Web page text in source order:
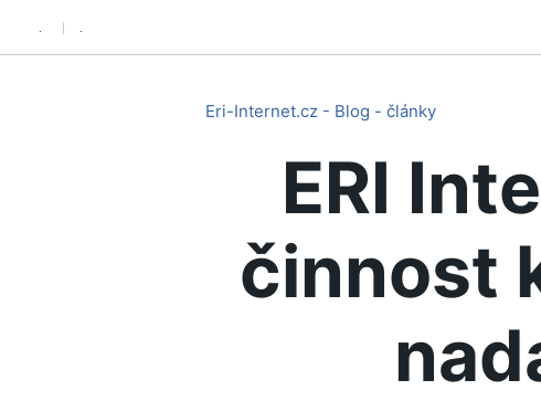
. .
Eri-Internet.cz - Blog - články
ERI
činnost